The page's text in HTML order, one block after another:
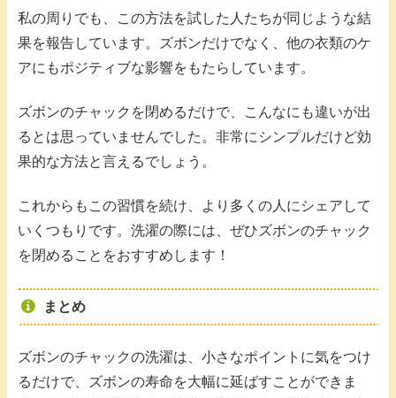
私の周りでも、この方法を試した人たちが同じような結
果を報告しています。ズボンだけでなく、他の衣類のケ
アにもポジティブな影響をもたらしています。
ズボンのチャックを閉めるだけで、こんなにも違いが出
るとは思っていませんでした。非常にシンプルだけど効
果的な方法と言えるでしょう。
これからもこの習慣を続け、より多くの人にシェアして
いくつもりです。洗濯の際には、ぜひズボンのチャック
を閉めることをおすすめします！
まとめ
ズボンのチャックの洗濯は、小さなポイントに気をつけ
るだけで、ズボンの寿命を大幅に延ばすことができま